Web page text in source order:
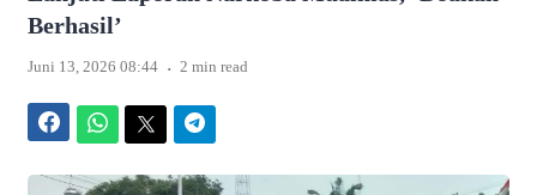
Berhasil’
Juni 13, 2026 08:44 . 2 min read